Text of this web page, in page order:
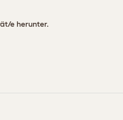
e herunter.